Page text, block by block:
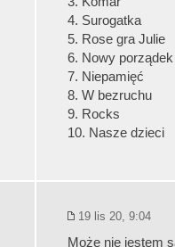
4. Surogatka
5. Rose gra Julie
6. Nowy porządek
7. Niepamięć
8. W bezruchu
9. Rocks
10. Nasze dzieci
19 lis 20, 9:04
Może nie jestem